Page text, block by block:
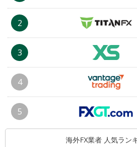
2
3
4
5
海外FX業者 人気ラン